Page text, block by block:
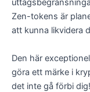
Zen-tokens är
att kunna likvidera
Den här
göra ett märke i
det inte gå förbi dig!